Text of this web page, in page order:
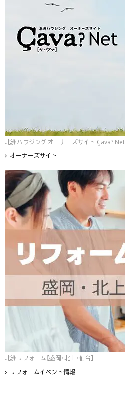
北洲ハウジング オーナーズサイト Çava? Net
オーナーズサイト
北洲リフォーム【盛岡・北上・仙台】
リフォームイベント情報